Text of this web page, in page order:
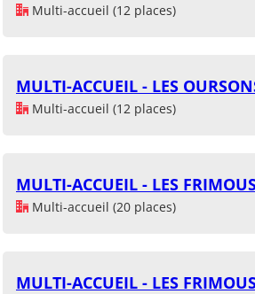
Multi-accueil (12 places)
MULTI-ACCUEIL - LES
Multi-accueil (12 places)
MULTI-ACCUEIL - LES
Multi-accueil (20 places)
MULTI-ACCUEIL - LES